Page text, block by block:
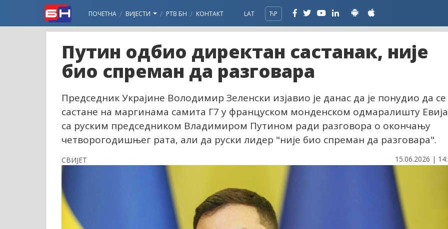
ПОЧЕТНА ВИЈЕСТИ РТВ БН КОНТАКТ LAT ЋР
Путин одбио директан састанак, није
био спреман да разговара
Председник Украјине Володимир Зеленски изјавио је данас да је понудио да се
састане на маргинама самита Г7 у француском монденском одмаралишту
са руским председником Владимиром Путином ради разговора о окончању
четворогодишњег рата, али да руски лидер "није био спреман да разговара".
СВИЈЕТ 15.06.2026 |